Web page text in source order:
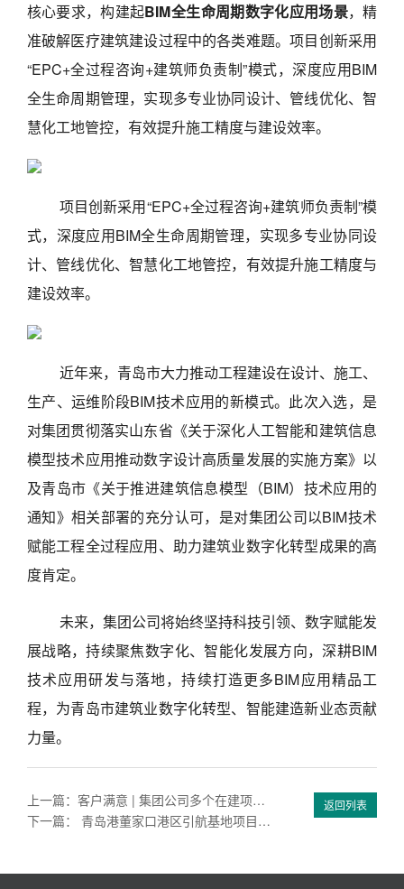
核心要求，构建起BIM全生命周期数字化应用场景，精
准破解医疗建筑建设过程中的各类难题。项目创新采用
“EPC+全过程咨询+建筑师负责制”模式，深度应用BIM
全生命周期管理，实现多专业协同设计、管线优化、智
慧化工地管控，有效提升施工精度与建设效率。
项目创新采用“EPC+全过程咨询+建筑师负责制”模
式，深度应用BIM全生命周期管理，实现多专业协同设
计、管线优化、智慧化工地管控，有效提升施工精度与
建设效率。
近年来，青岛市大力推动工程建设在设计、施工、
生产、运维阶段BIM技术应用的新模式。此次入选，是
对集团贯彻落实山东省《关于深化人工智能和建筑信息
模型技术应用推动数字设计高质量发展的实施方案》以
及青岛市《关于推进建筑信息模型（BIM）技术应用的
通知》相关部署的充分认可，是对集团公司以BIM技术
赋能工程全过程应用、助力建筑业数字化转型成果的高
度肯定。
未来，集团公司将始终坚持科技引领、数字赋能发
展战略，持续聚焦数字化、智能化发展方向，深耕BIM
技术应用研发与落地，持续打造更多BIM应用精品工
程，为青岛市建筑业数字化转型、智能建造新业态贡献
力量。
上一篇：客户满意 | 集团公司多个在建项目获建设单位表扬
下一篇： 青岛港董家口港区引航基地项目主体结构圆满封顶
返回列表